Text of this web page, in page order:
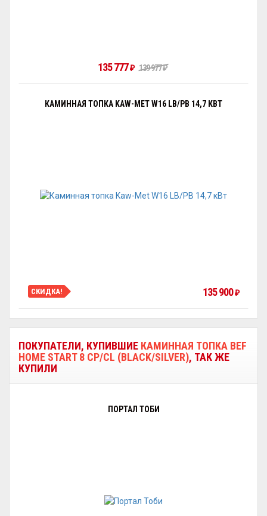
135 777₽ 139 977₽
КАМИННАЯ ТОПКА KAW-MET W16 LB/PB 14,7 КВТ
СКИДКА! 135 900₽
ПОКУПАТЕЛИ, КУПИВШИЕ КАМИННАЯ ТОПКА BEF
HOME START 8 CP/CL (BLACK/SILVER), ТАК ЖЕ
КУПИЛИ
ПОРТАЛ ТОБИ